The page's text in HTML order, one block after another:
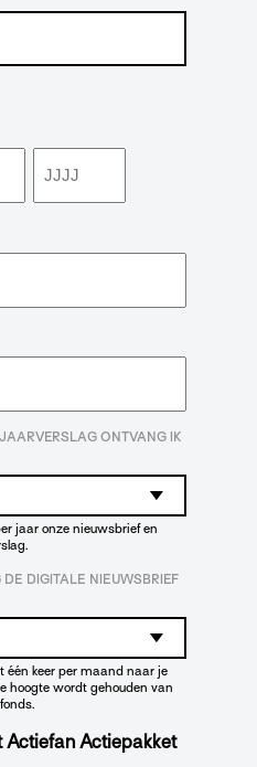
Jaar
ONTVANG IK
jaar onze nieuwsbrief en
DIGITALE NIEUWSBRIEF
één keer per maand naar je
hoogte wordt gehouden van
Actiefan Actiepakket